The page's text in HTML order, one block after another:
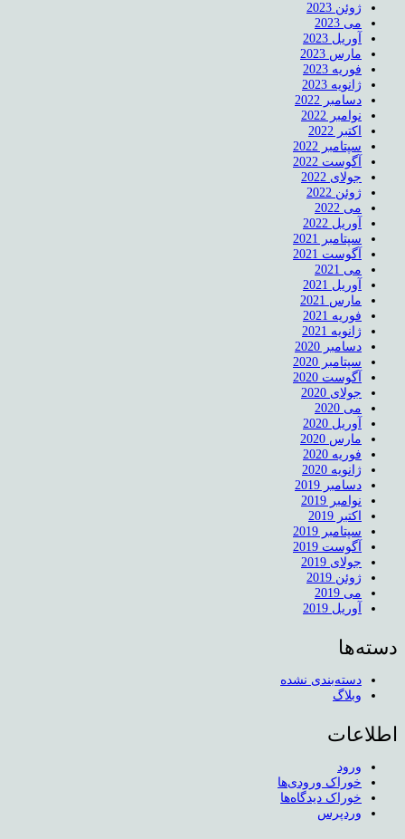
ژوئن 2023
می 2023
آوریل 2023
مارس 2023
فوریه 2023
ژانویه 2023
دسامبر 2022
نوامبر 2022
اکتبر 2022
سپتامبر 2022
آگوست 2022
جولای 2022
ژوئن 2022
می 2022
آوریل 2022
سپتامبر 2021
آگوست 2021
می 2021
آوریل 2021
مارس 2021
فوریه 2021
ژانویه 2021
دسامبر 2020
سپتامبر 2020
آگوست 2020
جولای 2020
می 2020
آوریل 2020
مارس 2020
فوریه 2020
ژانویه 2020
دسامبر 2019
نوامبر 2019
اکتبر 2019
سپتامبر 2019
آگوست 2019
جولای 2019
ژوئن 2019
می 2019
آوریل 2019
دسته‌ها
دسته‌بندی نشده
وبلاگ
اطلاعات
ورود
خوراک ورودی‌ها
خوراک دیدگاه‌ها
وردپرس